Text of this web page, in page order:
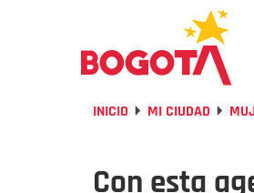
INICIO MI CIUDAD
Con esta